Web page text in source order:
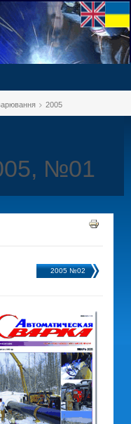
2005
№01
2005 №02